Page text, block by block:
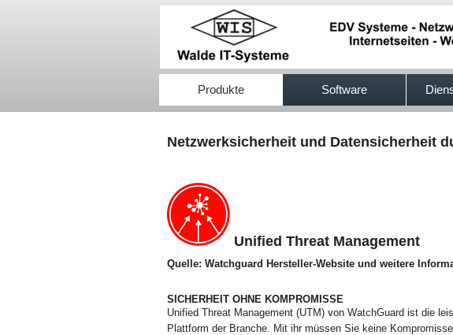
Produkte Software
Netzwerksicherheit und Datensicherheit
Unified Threat Management
Quelle: Watchguard Hersteller-Website und weitere
SICHERHEIT OHNE KOMPROMISSE
Unified Threat Management (UTM) von WatchGuard ist die
Plattform der Branche. Mit ihr müssen Sie keine